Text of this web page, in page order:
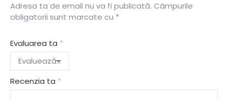
Adresa ta de email nu va fi publicată. Câmpurile
obligatorii sunt marcate cu *
Evaluarea ta *
Recenzia ta *